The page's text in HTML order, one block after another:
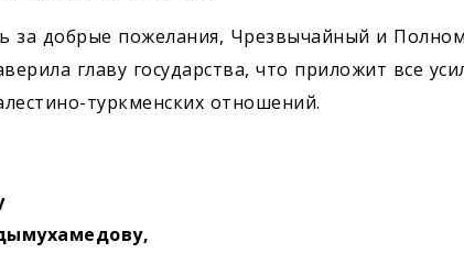
за добрые пожелания, Чрезвычайный и
главу государства, что приложит все
туркменских отношений.